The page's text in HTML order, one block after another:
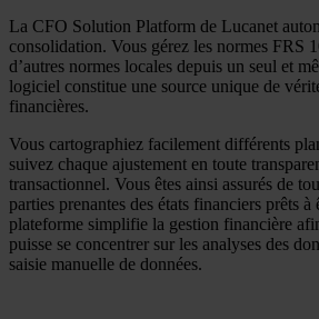
La CFO Solution Platform de Lucanet
consolidation. Vous gérez les normes FRS
d’autres normes locales depuis un seul et
logiciel constitue une source unique de
financières.
Vous cartographiez facilement différents
suivez chaque ajustement en toute
transactionnel. Vous êtes ainsi assurés de
parties prenantes des états financiers prêts
plateforme simplifie la gestion financière
puisse se concentrer sur les analyses des
saisie manuelle de données.